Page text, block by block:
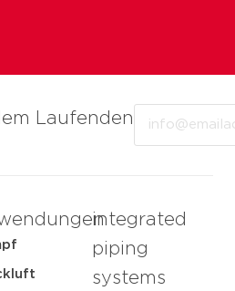
Laufenden
integrated
piping
systems